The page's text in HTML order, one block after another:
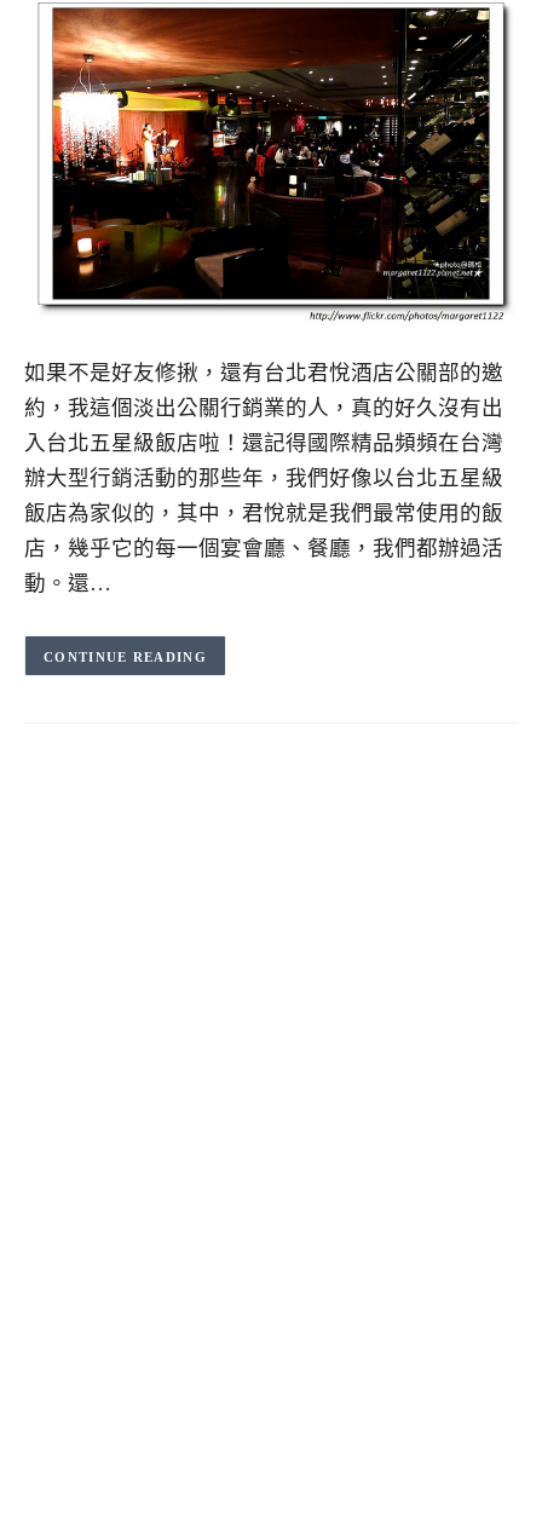
如果不是好友修揪，還有台北君悅酒店公關部的邀
約，我這個淡出公關行銷業的人，真的好久沒有出
入台北五星級飯店啦！還記得國際精品頻頻在台灣
辦大型行銷活動的那些年，我們好像以台北五星級
飯店為家似的，其中，君悅就是我們最常使用的飯
店，幾乎它的每一個宴會廳、餐廳，我們都辦過活
動。還…
CONTINUE READING